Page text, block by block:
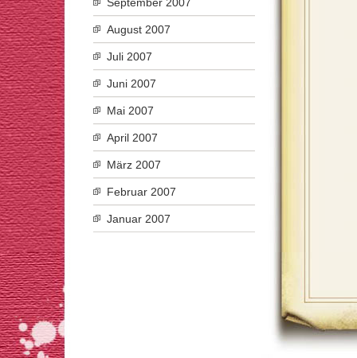
August 2007
Juli 2007
Juni 2007
Mai 2007
April 2007
März 2007
Februar 2007
Januar 2007